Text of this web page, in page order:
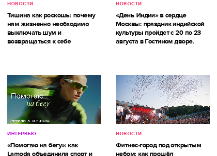
НОВОСТИ
Тишина как роскошь: почему
нам жизненно необходимо
выключать шум и
возвращаться к себе
НОВОСТИ
«День Индии» в сердце
Москвы: праздник индийской
культуры пройдет с 20 по 23
августа в Гостином дворе.
ИНТЕРВЬЮ
«Помогаю на бегу»: как
Lamoda объединила спорт и
НОВОСТИ
Фитнес-город под открытым
небом: как прошёл